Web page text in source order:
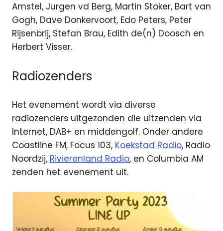
Amstel, Jurgen vd Berg, Martin Stoker, Bart van
Gogh, Dave Donkervoort, Edo Peters, Peter
Rijsenbrij, Stefan Brau, Edith de(n) Doosch en
Herbert Visser.
Radiozenders
Het evenement wordt via diverse
radiozenders uitgezonden die uitzenden via
Internet, DAB+ en middengolf. Onder andere
Coastline FM, Focus 103, Koekstad Radio, Radio
Noordzij, Rivierenland Radio, en Columbia AM
zenden het evenement uit.